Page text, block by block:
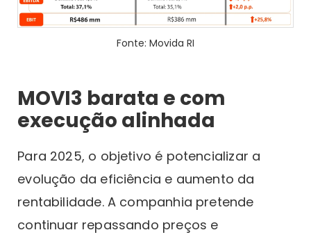
Fonte: Movida RI
MOVI3 barata e com
execução alinhada
Para 2025, o objetivo é potencializar a
evolução da eficiência e aumento da
rentabilidade. A companhia pretende
continuar repassando preços e